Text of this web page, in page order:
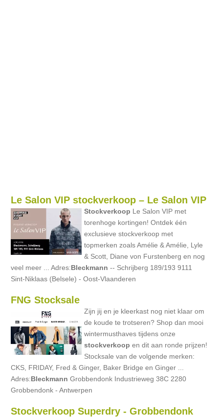
Le Salon VIP stockverkoop – Le Salon VIP
Stockverkoop Le Salon VIP met
torenhoge kortingen! Ontdek één
exclusieve stockverkoop met
topmerken zoals Amélie & Amélie, Lyle
& Scott, Diane von Furstenberg en nog
veel meer ... Adres:Bleckmann -- Schrijberg 189/193 9111
Sint-Niklaas (Belsele) - Oost-Vlaanderen
FNG Stocksale
Zijn jij en je kleerkast nog niet klaar om
de koude te trotseren? Shop dan mooi
wintermusthaves tijdens onze
stockverkoop en dit aan ronde prijzen!
Stocksale van de volgende merken:
CKS, FRIDAY, Fred & Ginger, Baker Bridge en Ginger ...
Adres:Bleckmann Grobbendonk Industrieweg 38C 2280
Grobbendonk - Antwerpen
Stockverkoop Superdry - Grobbendonk